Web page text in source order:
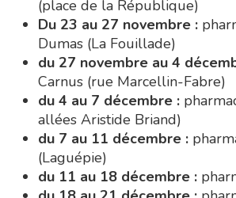
du 7 au 11 décembre :
(Laguépie)
du 11 au 18 décembre :
du 18 au 21 décembre :
Bonnemaire (rue Saint-Jacques)
Du 21 au 24 décembre :
Dumas (La Fouillade)
du 24 au 31 décembre :
(place de la République)
du 31 décembre au 4 janvier